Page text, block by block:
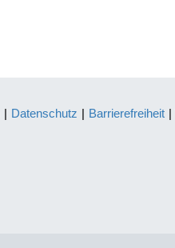
| Datenschutz | Barrierefreiheit |